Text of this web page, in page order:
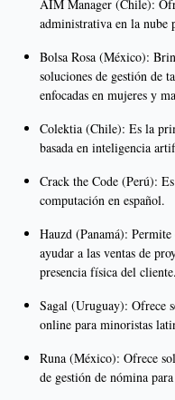
AIM Manager (Chile):
administrativa en la nube
Bolsa Rosa (México):
soluciones de gestión de
enfocadas en mujeres y
Colektia (Chile): Es la
basada en inteligencia
Crack the Code (Perú):
computación en español.
Hauzd (Panamá):
ayudar a las ventas de
presencia física del cliente.
Sagal (Uruguay): Ofrece
online para minoristas
Runa (México): Ofrece
de gestión de nómina